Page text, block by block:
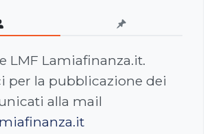
LMF Lamiafinanza.it.
per la pubblicazione dei
alla mail